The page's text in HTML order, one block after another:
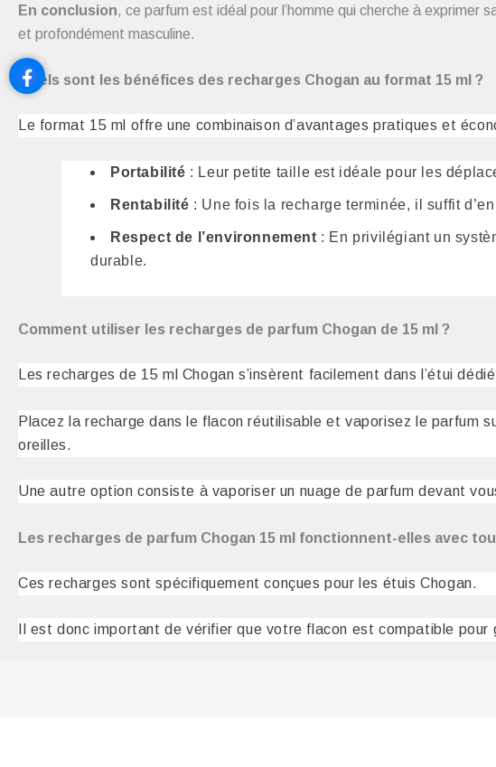
En conclusion, ce parfum est idéal pour l’homme qui cherche à
et profondément masculine.
Quels sont les bénéfices des recharges Chogan au format 15 ml ?
Le format 15 ml offre une combinaison d’avantages pratiques et
Portabilité : Leur petite taille est idéale pour les
Rentabilité : Une fois la recharge terminée, il suffit
Respect de l’environnement : En privilégiant un
durable.
Comment utiliser les recharges de parfum Chogan de 15 ml ?
Les recharges de 15 ml Chogan s’insèrent facilement dans l’étui
Placez la recharge dans le flacon réutilisable et vaporisez le parfum
oreilles.
Une autre option consiste à vaporiser un nuage de parfum devant
Les recharges de parfum Chogan 15 ml fonctionnent-elles avec
Ces recharges sont spécifiquement conçues pour les étuis Chogan.
Il est donc important de vérifier que votre flacon est compatible